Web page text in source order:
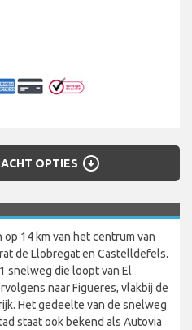
OPTIES arrow_circle_down
op 14 km van het centrum van
de Llobregat en Castelldefels.
snelweg die loopt van El
naar Figueres, vlakbij de
Het gedeelte van de snelweg
staat ook bekend als Autovia